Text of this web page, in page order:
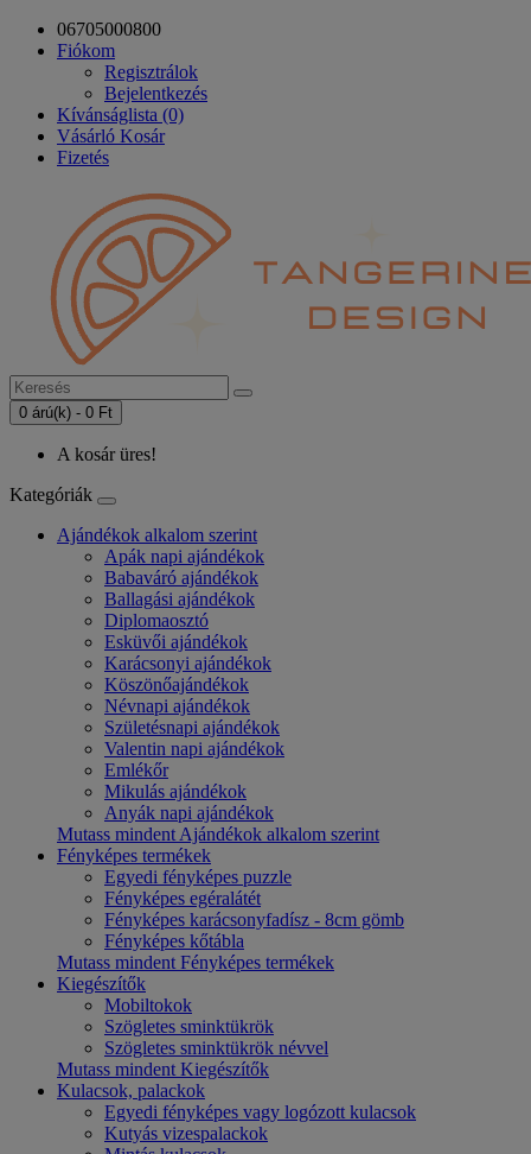
06705000800
Fiókom
Regisztrálok
Bejelentkezés
Kívánságlista (0)
Vásárló Kosár
Fizetés
0 árú(k) - 0 Ft
A kosár üres!
Kategóriák
Ajándékok alkalom szerint
Apák napi ajándékok
Babaváró ajándékok
Ballagási ajándékok
Diplomaosztó
Esküvői ajándékok
Karácsonyi ajándékok
Köszönőajándékok
Névnapi ajándékok
Születésnapi ajándékok
Valentin napi ajándékok
Emlékőr
Mikulás ajándékok
Anyák napi ajándékok
Mutass mindent Ajándékok alkalom szerint
Fényképes termékek
Egyedi fényképes puzzle
Fényképes egéralátét
Fényképes karácsonyfadísz - 8cm gömb
Fényképes kőtábla
Mutass mindent Fényképes termékek
Kiegészítők
Mobiltokok
Szögletes sminktükrök
Szögletes sminktükrök névvel
Mutass mindent Kiegészítők
Kulacsok, palackok
Egyedi fényképes vagy logózott kulacsok
Kutyás vizespalackok